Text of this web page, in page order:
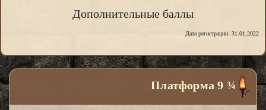
Дополнительные баллы
Дата регистрации: 31.01.2022
Платформа 9 ¾